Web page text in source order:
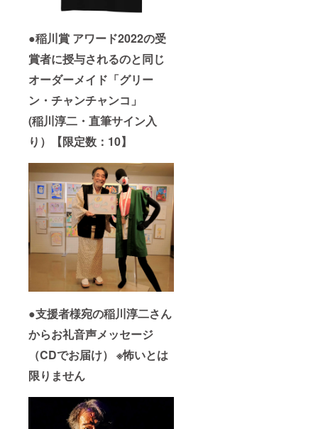
●稲川賞 アワード2022の受
賞者に授与されるのと同じ
オーダーメイド「グリー
ン・チャンチャンコ」
(稲川淳二・直筆サイン入
り）【限定数：10】
●支援者様宛の稲川淳二さん
からお礼音声メッセージ
（CDでお届け） ※怖いとは
限りません